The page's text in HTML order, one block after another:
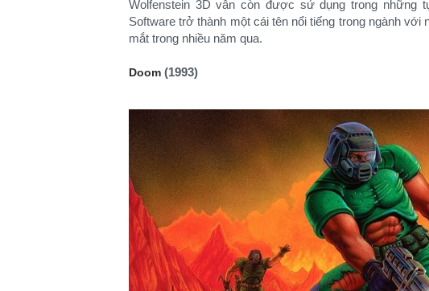
Wolfenstein 3D vẫn còn được sử dụng trong những
Software trở thành một cái tên nổi tiếng trong ngành
mắt trong nhiều năm qua.
Doom (1993)